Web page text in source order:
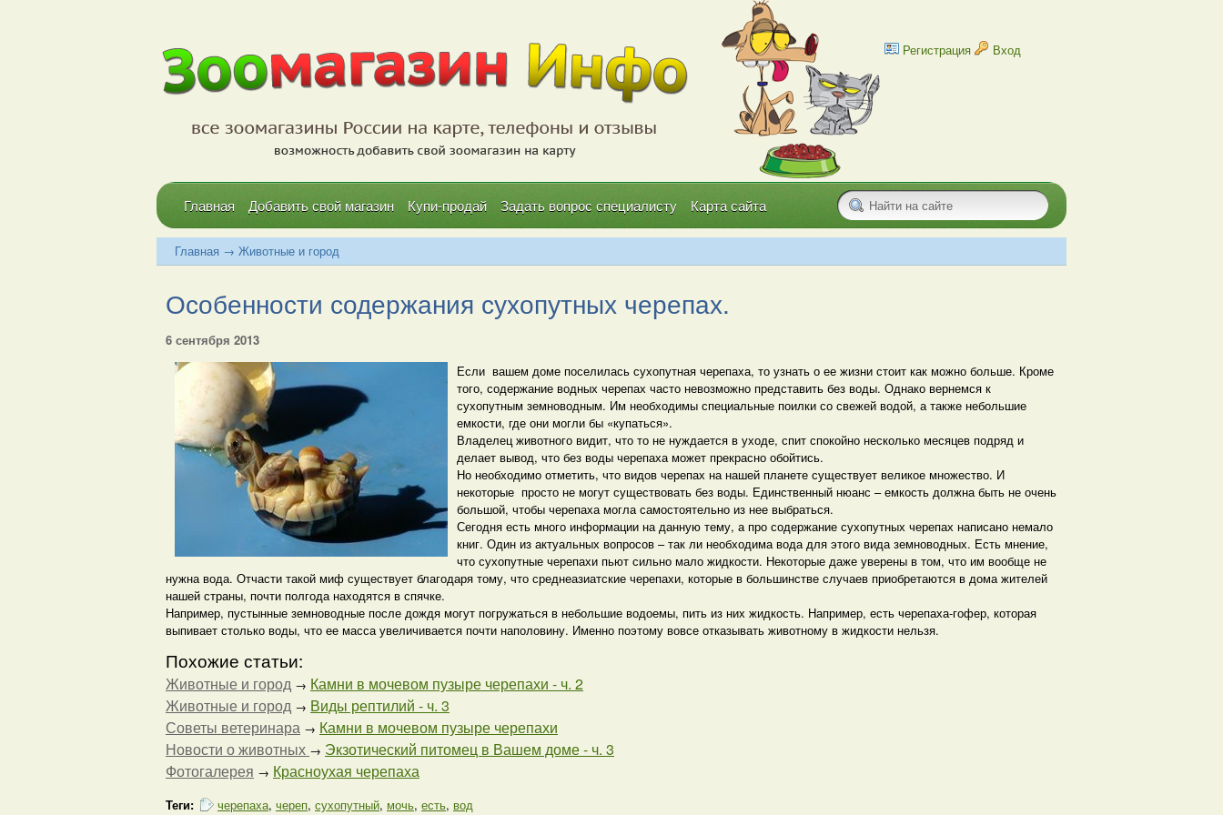
Регистрация Вход
Главная Добавить свой магазин Купи-продай Задать вопрос специалисту Карта сайта
Главная → Животные и город
Особенности содержания сухопутных черепах.
6 сентября 2013
Если вашем доме поселилась сухопутная черепаха, то узнать о ее жизни стоит как можно больше. Кроме
того, содержание водных черепах часто невозможно представить без воды. Однако вернемся к
сухопутным земноводным. Им необходимы специальные поилки со свежей водой, а также небольшие
емкости, где они могли бы «купаться».
Владелец животного видит, что то не нуждается в уходе, спит спокойно несколько месяцев подряд и
делает вывод, что без воды черепаха может прекрасно обойтись.
Но необходимо отметить, что видов черепах на нашей планете существует великое множество. И
некоторые просто не могут существовать без воды. Единственный нюанс – емкость должна быть не очень
большой, чтобы черепаха могла самостоятельно из нее выбраться.
Сегодня есть много информации на данную тему, а про содержание сухопутных черепах написано немало
книг. Один из актуальных вопросов – так ли необходима вода для этого вида земноводных. Есть мнение,
что сухопутные черепахи пьют сильно мало жидкости. Некоторые даже уверены в том, что им вообще не
нужна вода. Отчасти такой миф существует благодаря тому, что среднеазиатские черепахи, которые в большинстве случаев приобретаются в дома жителей
нашей страны, почти полгода находятся в спячке.
Например, пустынные земноводные после дождя могут погружаться в небольшие водоемы, пить из них жидкость. Например, есть черепаха-гофер, которая
выпивает столько воды, что ее масса увеличивается почти наполовину. Именно поэтому вовсе отказывать животному в жидкости нельзя.
Похожие статьи:
Животные и город → Камни в мочевом пузыре черепахи - ч. 2
Животные и город → Виды рептилий - ч. 3
Советы ветеринара → Камни в мочевом пузыре черепахи
Новости о животных → Экзотический питомец в Вашем доме - ч. 3
Фотогалерея → Красноухая черепаха
Теги: черепаха, череп, сухопутный, мочь, есть, вод